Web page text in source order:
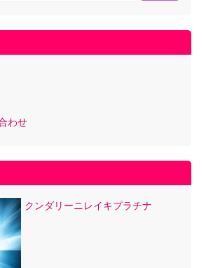
わせ
クンダリーニレイキプラチナ